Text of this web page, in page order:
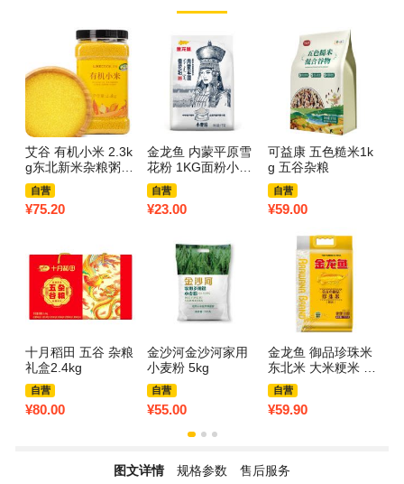
艾谷 有机小米 2.3k
g东北新米杂粮粥五
谷特产粗粮粥料可
做米糊大罐装
自营
¥75.20
金龙鱼 内蒙平原雪
花粉 1KG面粉小麦
粉面条馒头饺子
自营
¥23.00
可益康 五色糙米1k
g 五谷杂粮
自营
¥59.00
十月稻田 五谷 杂粮
礼盒2.4kg
自营
¥80.00
金沙河金沙河家用
小麦粉 5kg
自营
¥55.00
金龙鱼 御品珍珠米
东北米 大米粳米 5k
g
自营
¥59.90
图文详情 规格参数 售后服务